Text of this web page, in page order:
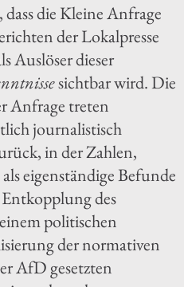
die Kleine Anfrage
der Lokalpresse
Auslöser dieser
sichtbar wird. Die
Anfrage treten
journalistisch
in der Zahlen,
eigenständige Befunde
Entkopplung des
politischen
der normativen
AfD gesetzten